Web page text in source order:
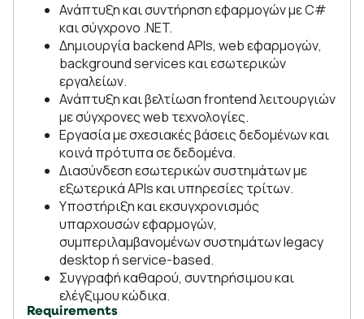
Ανάπτυξη και συντήρηση εφαρμογών με C#
και σύγχρονο .NET.
Δημιουργία backend APIs, web εφαρμογών,
background services και εσωτερικών
εργαλείων.
Ανάπτυξη και βελτίωση frontend λειτουργιών
με σύγχρονες web τεχνολογίες.
Εργασία με σχεσιακές βάσεις δεδομένων και
κοινά πρότυπα σε δεδομένα.
Διασύνδεση εσωτερικών συστημάτων με
εξωτερικά APIs και υπηρεσίες τρίτων.
Υποστήριξη και εκσυγχρονισμός
υπαρχουσών εφαρμογών,
συμπεριλαμβανομένων συστημάτων legacy
desktop ή service-based.
Συγγραφή καθαρού, συντηρήσιμου και
ελέγξιμου κώδικα.
Requirements